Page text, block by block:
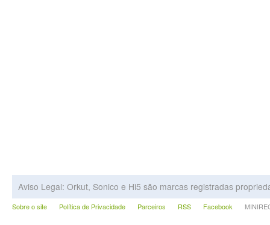
Aviso Legal: Orkut, Sonico e Hi5 são marcas registradas
Sobre o site Política de Privacidade Parceiros RSS Facebook